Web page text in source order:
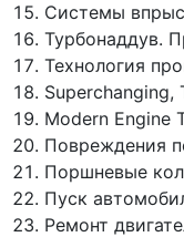
Системы
Турбонаддув.
Технология
Modern Engine
Повреждения
Поршневые
Пуск
Ремонт